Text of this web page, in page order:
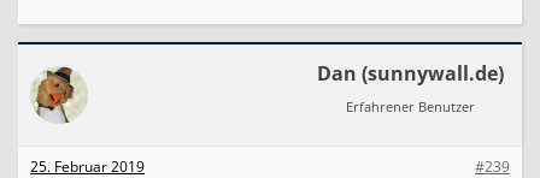
Dan (sunnywall.de)
Erfahrener Benutzer
#239
25. Februar 2019